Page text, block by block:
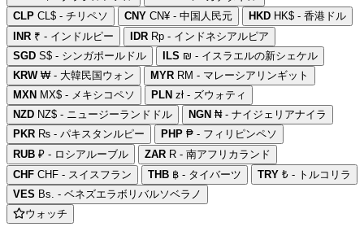
CLP CL$ - チリペソ CNY CN¥ - 中国人民元 HKD HK$ - 香港ドル
INR ₹ - インドルピー IDR Rp - インドネシアルピア
SGD S$ - シンガポールドル ILS ₪ - イスラエルの新シェケル
KRW₩ - 大韓民国ウォン MYR RM - マレーシアリンギット
MXN MX$ - メキシコペソ PLN zł - ズウォティ
NZD NZ$ - ニュージーランドドル NGN ₦ - ナイジェリアナイラ
PKR ₨ - パキスタンルピー PHP ₱ - フィリピンペソ
RUB ₽ - ロシアルーブル ZAR R - 南アフリカランド
CHF CHF - スイスフラン THB ฿ - タイバーツ TRY ₺ - トルコリラ
VES Bs. - ベネズエラボリバルソベラノ
ウォッチ